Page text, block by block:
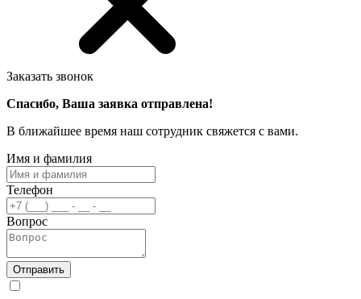
Заказать звонок
Спасибо, Ваша заявка отправлена!
В ближайшее время наш сотрудник свяжется с вами.
Имя и фамилия
Телефон
Вопрос
Отправить